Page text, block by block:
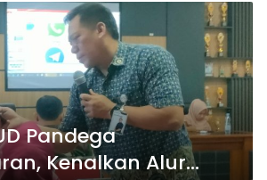
Pandega
Kenalkan Alur